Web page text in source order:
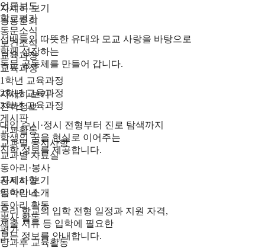
언론보도
학교평가
동문소식
보건소식
교육과정
교육과정
1학년 교육과정
2학년 교육과정
3학년 교육과정
게시판
교과활동
교과별 공지사항
교과별 자료실
동아리·봉사
공지사항
동아리 소개
동아리 활동
봉사 활동
평가
방과후 교육활동
자세히 보기
총동문회
선배들의 따뜻한 유대와 모교 사랑을 바탕으로
함께 성장하는
동문 공동체를 만들어 갑니다.
자세히 보기
진학정보
대입 수시·정시 전형부터 진로 탐색까지
학생의 꿈을 현실로 이어주는
진학 정보를 제공합니다.
자세히 보기
입학안내
우리 학교의 입학 전형 일정과 지원 자격,
제출 서류 등 입학에 필요한
모든 정보를 안내합니다.